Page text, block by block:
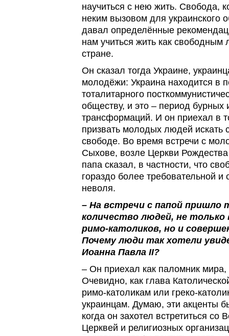
научиться с нею жить. Свобода,
неким вызовом для украинского
давал определённые
нам учиться жить как
стране.
Он сказал тогда Украине,
молодёжи: Украина находится в
тоталитарного
обществу, и это – период бурных
трансформаций. И он приехал в
призвать молодых людей искать
свободе. Во время встречи с
Сыхове, возле Церкви
папа сказал, в частности, что
гораздо более требовательной
неволя.
– На встречи с папой пришло
количество людей, не
римо-католиков, но и
Почему люди так хотели
Иоанна Павла II?
– Он приехал как паломник мира,
Очевидно, как глава
римо-католикам или греко-
украинцам. Думаю, эти акценты
когда он захотел встретиться со
Церквей и религиозных